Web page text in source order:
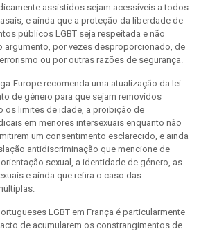
assistidos sejam acessíveis a todos
e ainda que a proteção da liberdade de
públicos LGBT seja respeitada e não
argumento, por vezes desproporcionado, de
ou por outras razões de segurança.
Europe recomenda uma atualização da lei
de género para que sejam removidos
os limites de idade, a proibição de
em menores intersexuais enquanto não
um consentimento esclarecido, e ainda
antidiscriminação que mencione de
sexual, a identidade de género, as
e ainda que refira o caso das
LGBT em França é particularmente
de acumularem os constrangimentos de